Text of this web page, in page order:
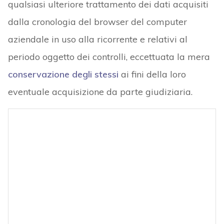
qualsiasi ulteriore trattamento dei dati acquisiti
dalla cronologia del browser del computer
aziendale in uso alla ricorrente e relativi al
periodo oggetto dei controlli, eccettuata la mera
conservazione degli stessi ai fini della loro
eventuale acquisizione da parte giudiziaria.